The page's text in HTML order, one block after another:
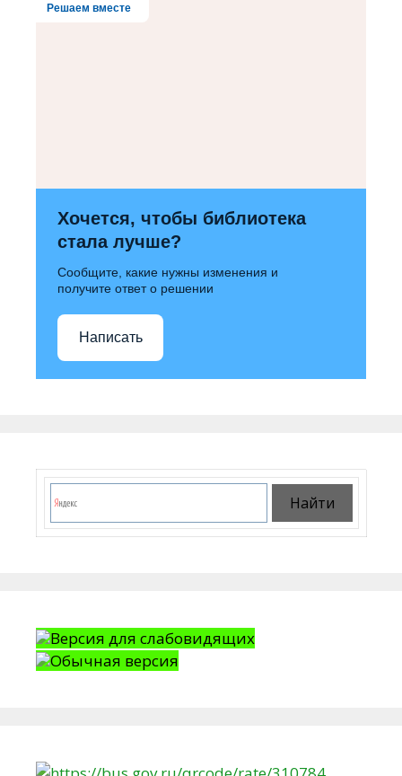
Решаем вместе
Хочется, чтобы библиотека
стала лучше?
Сообщите, какие нужны изменения и
получите ответ о решении
Написать
Версия для слабовидящих
Обычная версия